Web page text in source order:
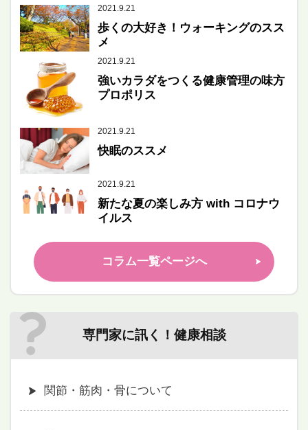
2021.9.21
歩くの大好き！ウォーキングのスス
メ
2021.9.21
強いカラダをつくる健康管理の味方
プロポリス
2021.9.21
快眠のススメ
2021.9.21
新たな夏の楽しみ方 with コロナウ
イルス
コラム一覧ページへ
専門家に訊く！健康相談
関節・筋肉・骨について